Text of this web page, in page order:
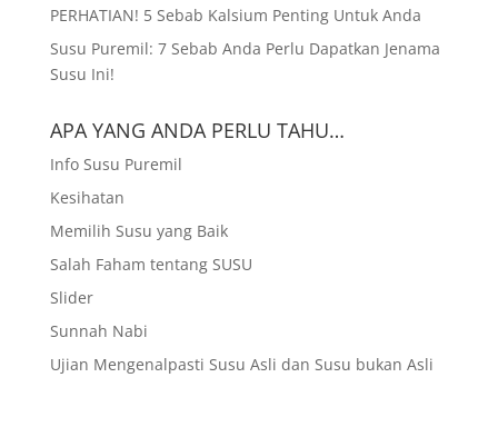
PERHATIAN! 5 Sebab Kalsium Penting Untuk Anda
Susu Puremil: 7 Sebab Anda Perlu Dapatkan Jenama
Susu Ini!
APA YANG ANDA PERLU TAHU…
Info Susu Puremil
Kesihatan
Memilih Susu yang Baik
Salah Faham tentang SUSU
Slider
Sunnah Nabi
Ujian Mengenalpasti Susu Asli dan Susu bukan Asli